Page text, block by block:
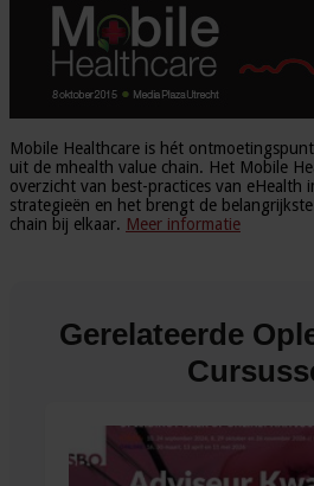
Mobile Healthcare is hét
uit de mhealth value chain. Het Mobile
overzicht van best-practices van eHealth
strategieën en het brengt de
chain bij elkaar. Meer informatie
Gerelateerde